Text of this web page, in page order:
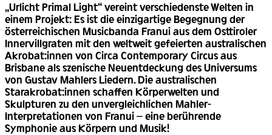
„Urlicht Primal Light“ vereint verschiedenste Welten in
einem Projekt: Es ist die einzigartige Begegnung der
österreichischen Musicbanda Franui aus dem Osttiroler
Innervillgraten mit den weltweit gefeierten australischen
Akrobat:innen von Circa Contemporary Circus aus
Brisbane als szenische Neuentdeckung des Universums
von Gustav Mahlers Liedern. Die australischen
Starakrobat:innen schaffen Körperwelten und
Skulpturen zu den unvergleichlichen Mahler-
Interpretationen von Franui – eine berührende
Symphonie aus Körpern und Musik!